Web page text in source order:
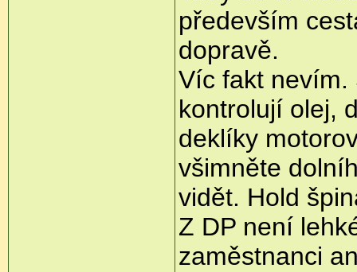
především
dopravě.
Víc fakt nevím.
kontrolují olej,
deklíky
všimněte
vidět. Hold
Z DP není
zaměstnanci